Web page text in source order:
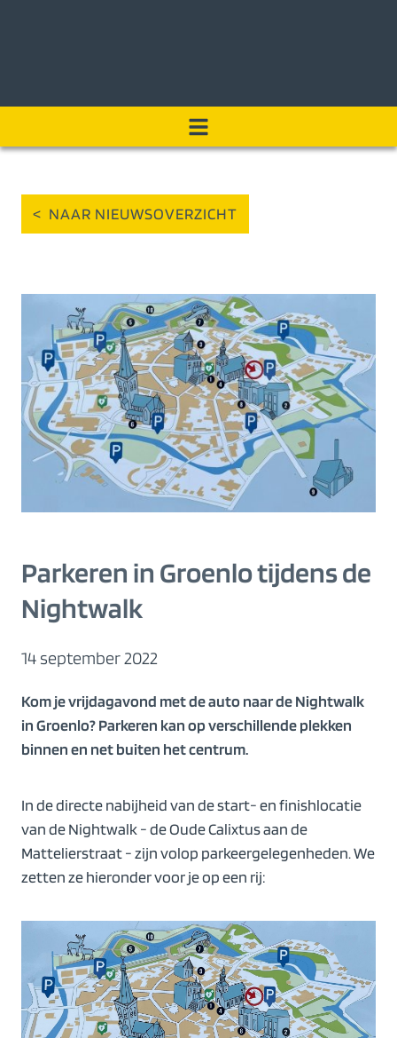
< NAAR NIEUWSOVERZICHT
Parkeren in Groenlo tijdens de
Nightwalk
14 september 2022
Kom je vrijdagavond met de auto naar de Nightwalk
in Groenlo? Parkeren kan op verschillende plekken
binnen en net buiten het centrum.
In de directe nabijheid van de start- en finishlocatie
van de Nightwalk - de Oude Calixtus aan de
Mattelierstraat - zijn volop parkeergelegenheden. We
zetten ze hieronder voor je op een rij: